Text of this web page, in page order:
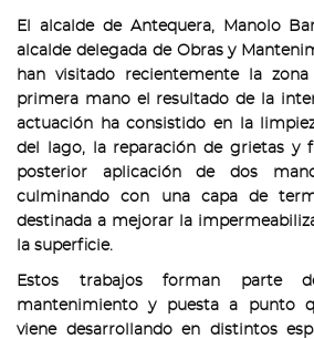
El alcalde de Antequera, Manolo
alcalde delegada de Obras y
han visitado recientemente la
primera mano el resultado de la
actuación ha consistido en la
del lago, la reparación de grietas y
posterior aplicación de dos
culminando con una capa de
destinada a mejorar la
la superficie.
Estos trabajos forman parte
mantenimiento y puesta a punto
viene desarrollando en distintos